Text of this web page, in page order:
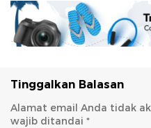
Tinggalkan Balasan
Alamat email Anda tidak
wajib ditandai *